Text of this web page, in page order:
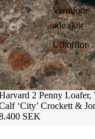
Varmfodr
ade skor
Ulltofflor
2 Penny
‘City’ Crockett &
SEK